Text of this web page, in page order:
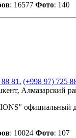
: 16577 Фото: 140
81 , (+998 97) 725
Алмазарский
официальный
: 10024 Фото: 107